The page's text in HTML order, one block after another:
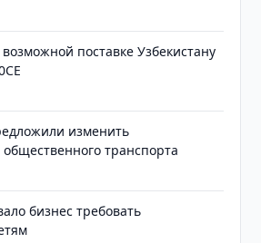
поставке Узбекистану
изменить
транспорта
бизнес требовать